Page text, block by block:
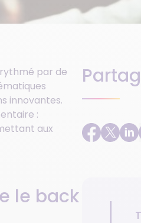
par de
innovantes.
:
aux
le back